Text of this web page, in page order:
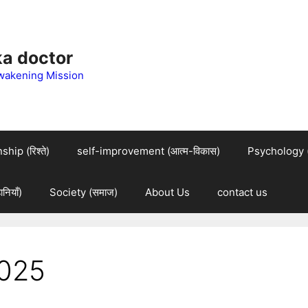
doctor
Mission
(रिश्ते) self-improvement (आत्म-विकास) Psychology
Society (समाज) About Us contact us